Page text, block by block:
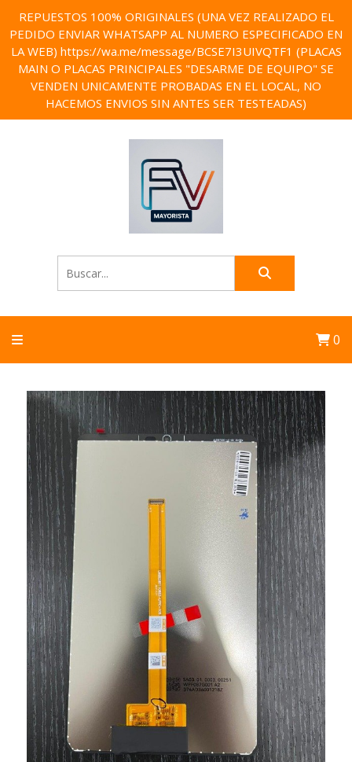
REPUESTOS 100% ORIGINALES (UNA VEZ REALIZADO EL
PEDIDO ENVIAR WHATSAPP AL NUMERO ESPECIFICADO EN
LA WEB) https://wa.me/message/BCSE7I3UIVQTF1 (PLACAS
MAIN O PLACAS PRINCIPALES "DESARME DE EQUIPO" SE
VENDEN UNICAMENTE PROBADAS EN EL LOCAL, NO
HACEMOS ENVIOS SIN ANTES SER TESTEADAS)
0